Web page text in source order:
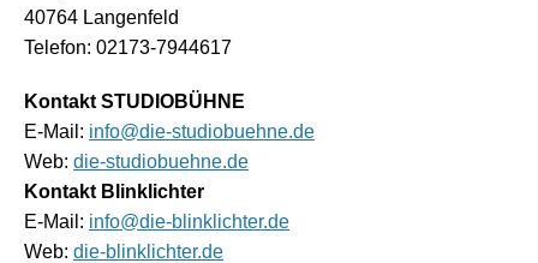
40764 Langenfeld
Telefon: 02173-7944617
Kontakt STUDIOBÜHNE
E-Mail: info@die-studiobuehne.de
Web: die-studiobuehne.de
Kontakt Blinklichter
E-Mail: info@die-blinklichter.de
Web: die-blinklichter.de